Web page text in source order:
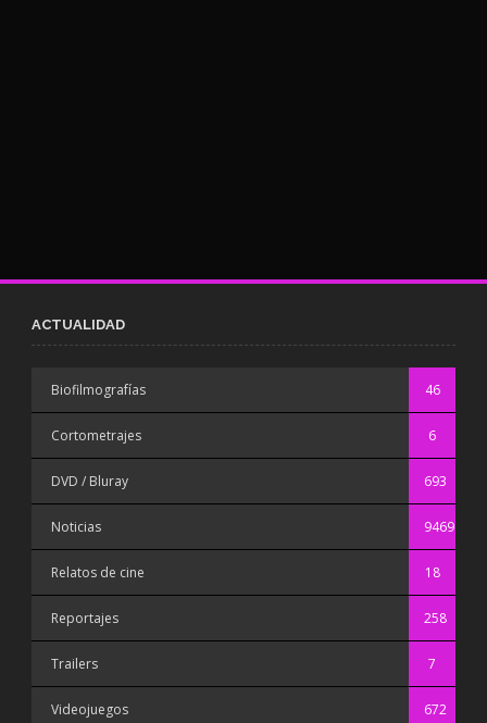
ACTUALIDAD
Biofilmografías 46
Cortometrajes 6
DVD / Bluray 693
Noticias 9469
Relatos de cine 18
Reportajes 258
Trailers 7
Videojuegos 672